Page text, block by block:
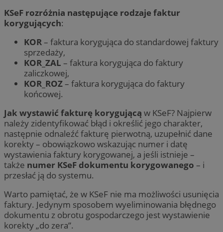
KSeF rozróżnia następujące rodzaje faktur
korygujących:
KOR– faktura korygująca do standardowej faktury
sprzedaży,
KOR_ZAL – faktura korygująca do faktury
zaliczkowej,
KOR_ROZ– faktura korygująca do faktury
końcowej.
Jak wystawić fakturę korygującą w KSeF? Najpierw
należy zidentyfikować błąd i określić jego charakter,
następnie odnaleźć fakturę pierwotną, uzupełnić dane
korekty – obowiązkowo wskazując numer i datę
wystawienia faktury korygowanej, a jeśli istnieje –
także numer KSeF dokumentu korygowanego – i
przesłać ją do systemu.
Warto pamiętać, że w KSeF nie ma możliwości usunięcia
faktury. Jedynym sposobem wyeliminowania błędnego
dokumentu z obrotu gospodarczego jest wystawienie
korekty „do zera”.